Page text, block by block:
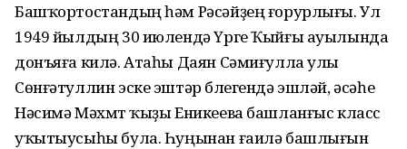
Башҡортостандың һәм Рәсәйҙең ғорурлығы. Ул
1949 йылдың 30 июлендә Үрге Ҡыйғы ауылында
донъяға килә. Атаһы Даян Сәмиғулла улы
Сөнғәтуллин эске эштәр бүлегендә эшләй, әсәһе
Нәсимә Мәхмүт ҡыҙы Еникеева башланғыс класс
уҡытыусыһы була. Һуңынан ғаилә башлығын